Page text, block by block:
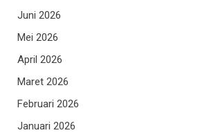
Juni 2026
Mei 2026
April 2026
Maret 2026
Februari 2026
Januari 2026